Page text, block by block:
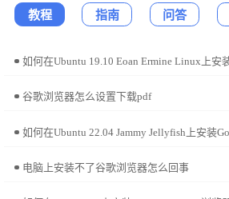
教程 指南 问答
谷歌浏览器怎么设置下载pdf
电脑上安装不了谷歌浏览器怎么回事